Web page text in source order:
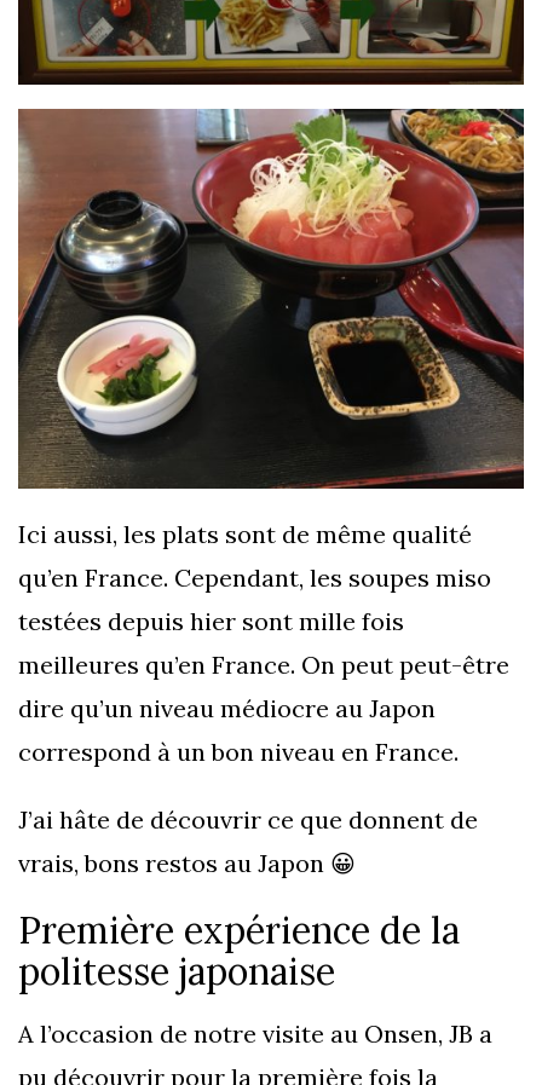
Ici aussi, les plats sont de même qualité
qu’en France. Cependant, les soupes miso
testées depuis hier sont mille fois
meilleures qu’en France. On peut peut-être
dire qu’un niveau médiocre au Japon
correspond à un bon niveau en France.
J’ai hâte de découvrir ce que donnent de
vrais, bons restos au Japon 😀
Première expérience de la
politesse japonaise
A l’occasion de notre visite au Onsen, JB a
pu découvrir pour la première fois la